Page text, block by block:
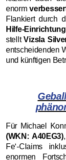
enorm
Flankiert durch
Hilfe-
stelltVizsla
entscheidenden
und künftigen
Für Michael
(WKN: A40EG3)
Fe‘-Claims
enormen